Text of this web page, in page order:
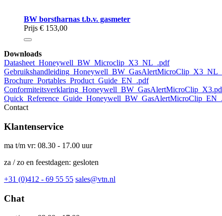
BW borstharnas t.b.v. gasmeter
Prijs € 153,00
Downloads
Datasheet_Honeywell_BW_Microclip_X3_NL_.pdf
Brochure_Portables_Product_Guide_EN_.pdf
Contact
Klantenservice
ma t/m vr: 08.30 - 17.00 uur
za / zo en feestdagen: gesloten
+31 (0)412 - 69 55 55 sales@vtn.nl
Chat